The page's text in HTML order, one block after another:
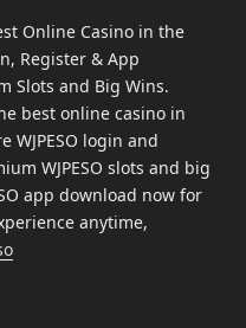
Online Casino in the
Register & App
Slots and Big Wins.
best online casino in
WJPESO login and
WJPESO slots and big
app download now for
anytime,